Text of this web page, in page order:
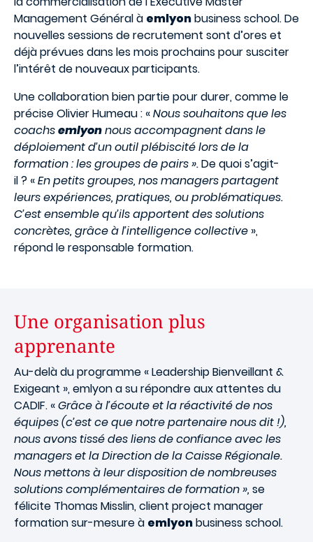
Management Général à emlyonbusiness school. De
nouvelles sessions de recrutement sont d’ores et
déjà prévues dans les mois prochains pour susciter
l’intérêt de nouveaux participants.
Une collaboration bien partie pour durer, comme le
précise Olivier Humeau : «Nous souhaitons que les
coachsemlyonnous accompagnent dans le
déploiement d’un outil plébiscité lors de la
formation : les groupes de pairs ».De quoi s’agit-
il ? «En petits groupes, nos managers partagent
leurs expériences, pratiques, ou problématiques.
C’est ensemble qu’ils apportent des solutions
concrètes, grâce à l’intelligence collective »,
répond le responsable formation.
Une organisation plus
apprenante
Au-delà du programme « Leadership Bienveillant &
Exigeant », emlyon a su répondre aux attentes du
CADIF. «Grâce à l’écoute et la réactivité de nos
équipes (c’est ce que notre partenaire nous dit !),
nous avons tissé des liens de confiance avec les
managers et la Direction de la Caisse Régionale.
Nous mettons à leur disposition de nombreuses
solutions complémentaires de formation », se
félicite Thomas Misslin, client project manager
formation sur-mesure à emlyonbusiness school.